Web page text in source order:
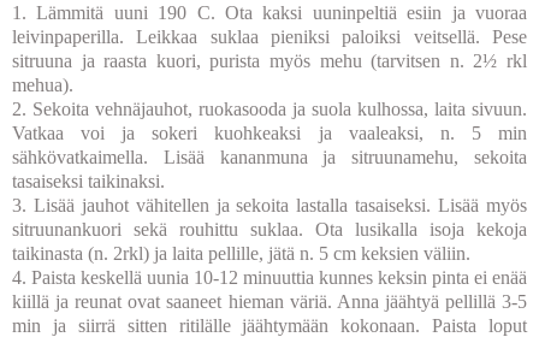
1. Lämmitä uuni 190 C. Ota kaksi uuninpeltiä esiin ja vuoraa
leivinpaperilla. Leikkaa suklaa pieniksi paloiksi veitsellä. Pese
sitruuna ja raasta kuori, purista myös mehu (tarvitsen n. 2½ rkl
mehua).
2. Sekoita vehnäjauhot, ruokasooda ja suola kulhossa, laita sivuun.
Vatkaa voi ja sokeri kuohkeaksi ja vaaleaksi, n. 5 min
sähkövatkaimella. Lisää kananmuna ja sitruunamehu, sekoita
tasaiseksi taikinaksi.
3. Lisää jauhot vähitellen ja sekoita lastalla tasaiseksi. Lisää myös
sitruunankuori sekä rouhittu suklaa. Ota lusikalla isoja kekoja
taikinasta (n. 2rkl) ja laita pellille, jätä n. 5 cm keksien väliin.
4. Paista keskellä uunia 10-12 minuuttia kunnes keksin pinta ei enää
kiillä ja reunat ovat saaneet hieman väriä. Anna jäähtyä pellillä 3-5
min ja siirrä sitten ritilälle jäähtymään kokonaan. Paista loput